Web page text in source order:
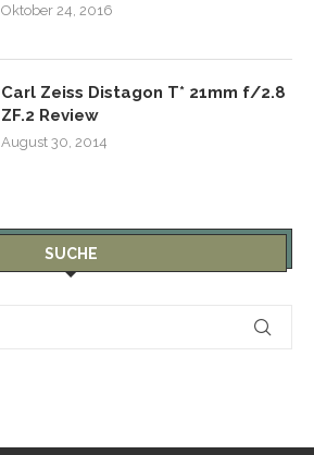
Oktober 24, 2016
Carl Zeiss Distagon T* 21mm f/2.8
ZF.2 Review
August 30, 2014
SUCHE